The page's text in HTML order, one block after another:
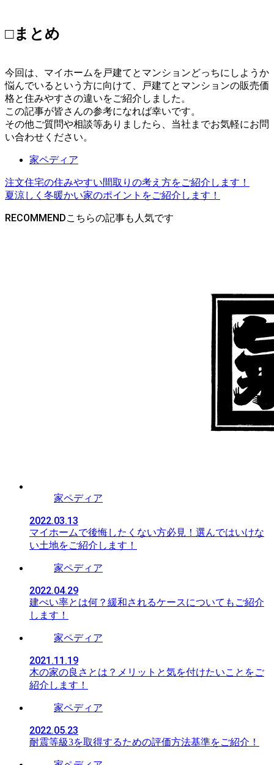
□まとめ
今回は、マイホームを戸建てとマンションどっちにしようか
悩んでいるという方に向けて、戸建てとマンションの販売価
格と住みやすさの違いをご紹介しました。
この記事が皆さんの参考になれば幸いです。
その他ご質問や相談等ありましたら、当社までお気軽にお問
い合わせください。
家ペディア
注文住宅の住みやすい間取りの考え方をご紹介します！
夏涼しく冬暖かい家のポイントをご紹介します！
RECOMMEND
家ペディア
2022.03.13
マイホームで後悔したくない方必見！選んではいけな
い土地をご紹介します！
家ペディア
2022.04.29
建ぺい率とは何？緩和されるケースについてもご紹介
します！
家ペディア
2021.11.19
木の家の良さとは？メリットと気を付けたいことをご
紹介します！
家ペディア
2022.05.23
耐震等級3を取得するための評価方法基準をご紹介！